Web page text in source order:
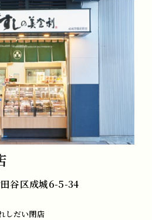
谷区成城6-5-34
しだい閉店